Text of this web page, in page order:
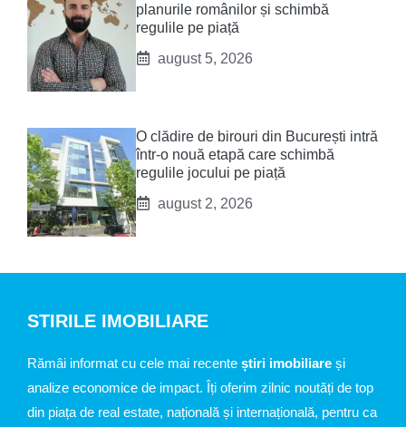
planurile românilor și schimbă
regulile pe piață
august 5, 2026
O clădire de birouri din București intră
într-o nouă etapă care schimbă
regulile jocului pe piață
august 2, 2026
STIRILE IMOBILIARE
Rămâi informat cu cele mai recente știri imobiliare și
analize economice de impact. Îți oferim zilnic noutăți de top
din piața de real estate, națională și internațională, pentru ca